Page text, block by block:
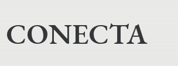
CONECTA